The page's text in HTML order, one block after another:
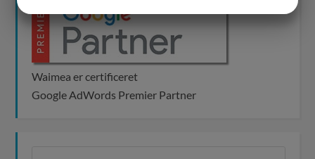
Waimea er certificeret
Google AdWords Premier Partner
MARKETING